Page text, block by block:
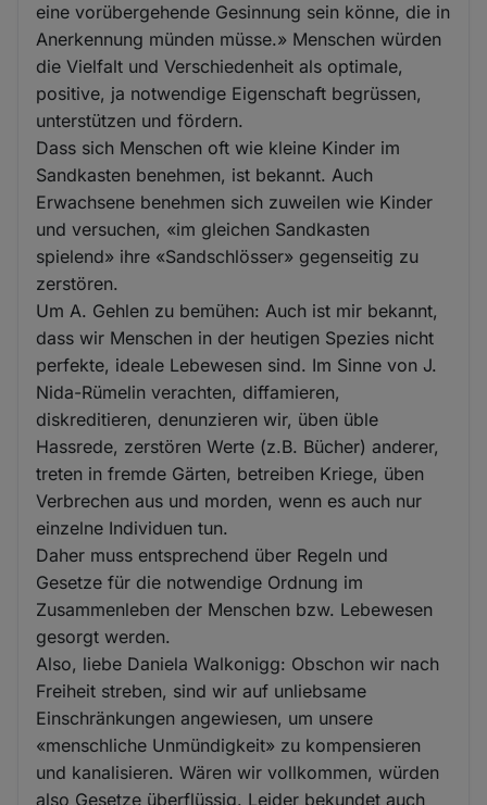
eine vorübergehende Gesinnung sein könne, die in
Anerkennung münden müsse.» Menschen würden
die Vielfalt und Verschiedenheit als optimale,
positive, ja notwendige Eigenschaft begrüssen,
unterstützen und fördern.
Dass sich Menschen oft wie kleine Kinder im
Sandkasten benehmen, ist bekannt. Auch
Erwachsene benehmen sich zuweilen wie Kinder
und versuchen, «im gleichen Sandkasten
spielend» ihre «Sandschlösser» gegenseitig zu
zerstören.
Um A. Gehlen zu bemühen: Auch ist mir bekannt,
dass wir Menschen in der heutigen Spezies nicht
perfekte, ideale Lebewesen sind. Im Sinne von J.
Nida-Rümelin verachten, diffamieren,
diskreditieren, denunzieren wir, üben üble
Hassrede, zerstören Werte (z.B. Bücher) anderer,
treten in fremde Gärten, betreiben Kriege, üben
Verbrechen aus und morden, wenn es auch nur
einzelne Individuen tun.
Daher muss entsprechend über Regeln und
Gesetze für die notwendige Ordnung im
Zusammenleben der Menschen bzw. Lebewesen
gesorgt werden.
Also, liebe Daniela Walkonigg: Obschon wir nach
Freiheit streben, sind wir auf unliebsame
Einschränkungen angewiesen, um unsere
«menschliche Unmündigkeit» zu kompensieren
und kanalisieren. Wären wir vollkommen, würden
also Gesetze überflüssig. Leider bekundet auch